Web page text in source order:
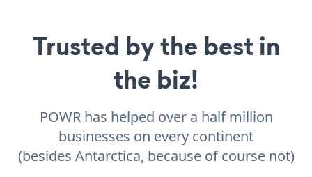
Trusted by the best in
the biz!
POWR has helped over a half million
businesses on every continent
(besides Antarctica, because of course not)